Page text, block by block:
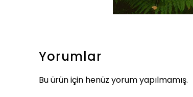
Yorumlar
Bu ürün için henüz yorum yapılmamış.